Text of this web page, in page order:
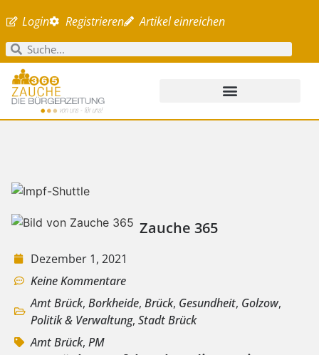
Login Registrieren Artikel einreichen
Zauche 365
Dezember 1, 2021
Keine Kommentare
Amt Brück, Borkheide, Brück, Gesundheit, Golzow,
Politik & Verwaltung, Stadt Brück
Amt Brück, PM